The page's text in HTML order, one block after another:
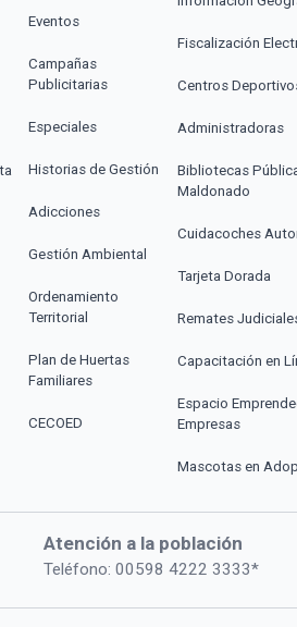
Eventos
Campañas
Publicitarias
Especiales
Historias de Gestión
Adicciones
Gestión Ambiental
Ordenamiento
Territorial
Plan de Huertas
Familiares
CECOED
Fiscalización
Centros
Administradoras
Bibliotecas
Maldonado
Cuidacoches
Tarjeta Dorada
Remates
Capacitación en
Espacio
Empresas
Mascotas en
Atención a la población
Teléfono: 00598 4222 3333*